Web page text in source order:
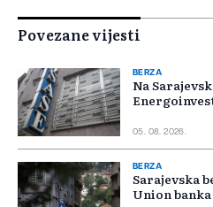
Povezane vijesti
BERZA
Na
05. 08. 2026.
BERZA
Sarajevska
Union